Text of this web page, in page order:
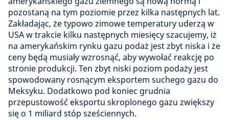
pozostaną na tym poziomie przez kilka następnych lat.
Zakładając, że typowo zimowe temperatury uderzą w
USA w trakcie kilku następnych miesięcy szacujemy, iż
na amerykańskim rynku gazu podaż jest zbyt niska i że
ceny będą musiały wzrosnąć, aby wywołać reakcję po
stronie produkcji. Ten zbyt niski poziom podaży jest
spowodowany rosnącym eksportem suchego gazu do
Meksyku. Dodatkowo pod koniec grudnia
przepustowość eksportu skroplonego gazu zwiększy
się o 1 miliard stóp sześciennych.